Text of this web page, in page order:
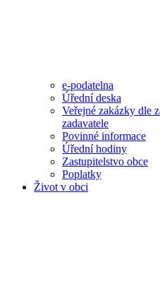
e-podatelna
Úřední deska
Veřejné zakázky dle
zadavatele
Povinné informace
Úřední hodiny
Zastupitelstvo obce
Poplatky
Život v obci